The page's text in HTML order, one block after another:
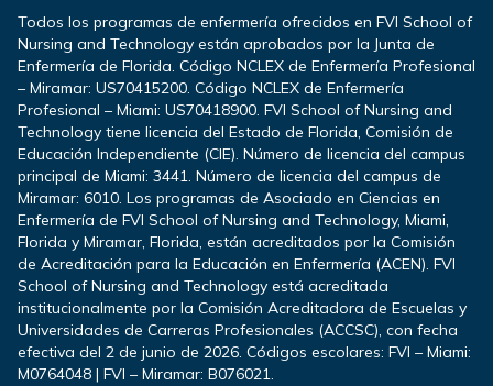
Todos los programas de enfermería ofrecidos en FVI School of
Nursing and Technology están aprobados por la Junta de
Enfermería de Florida. Código NCLEX de Enfermería Profesional
– Miramar: US70415200. Código NCLEX de Enfermería
Profesional – Miami: US70418900. FVI School of Nursing and
Technology tiene licencia del Estado de Florida, Comisión de
Educación Independiente (CIE). Número de licencia del campus
principal de Miami: 3441. Número de licencia del campus de
Miramar: 6010. Los programas de Asociado en Ciencias en
Enfermería de FVI School of Nursing and Technology, Miami,
Florida y Miramar, Florida, están acreditados por la Comisión
de Acreditación para la Educación en Enfermería (ACEN). FVI
School of Nursing and Technology está acreditada
institucionalmente por la Comisión Acreditadora de Escuelas y
Universidades de Carreras Profesionales (ACCSC), con fecha
efectiva del 2 de junio de 2026. Códigos escolares: FVI – Miami:
M0764048 | FVI – Miramar: B076021.